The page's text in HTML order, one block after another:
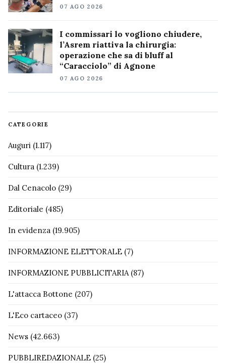
07 AGO 2026
I commissari lo vogliono chiudere,
l’Asrem riattiva la chirurgia:
operazione che sa di bluff al
“Caracciolo” di Agnone
07 AGO 2026
CATEGORIE
Auguri (1.117)
Cultura (1.239)
Dal Cenacolo (29)
Editoriale (485)
In evidenza (19.905)
INFORMAZIONE ELETTORALE (7)
INFORMAZIONE PUBBLICITARIA(87)
L'attacca Bottone (207)
L'Eco cartaceo (37)
News (42.663)
PUBBLIREDAZIONALE (25)